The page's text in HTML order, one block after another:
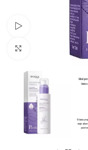
Click to enlarge